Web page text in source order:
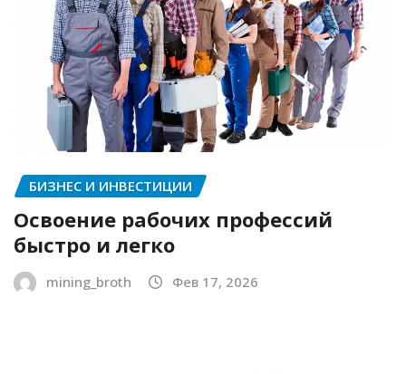
БИЗНЕС И ИНВЕСТИЦИИ
Освоение рабочих профессий
быстро и легко
mining_broth Фев 17, 2026